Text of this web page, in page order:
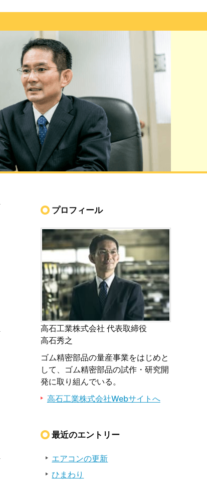
プロフィール
高石工業株式会社 代表取締役
高石秀之
ゴム精密部品の量産事業をはじめと
して、ゴム精密部品の試作・研究開
発に取り組んでいる。
高石工業株式会社Webサイトへ
最近のエントリー
エアコンの更新
ひまわり